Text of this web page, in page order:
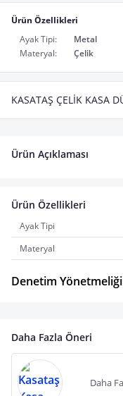
Ürün Özellikleri
Ayak Tipi:
Metal
Materyal:
Çelik
KASATAŞ ÇELİK KASA
Ürün Açıklaması
Ürün Özellikleri
Ayak Tipi
Materyal
Denetim
Daha Fazla Öneri
Daha